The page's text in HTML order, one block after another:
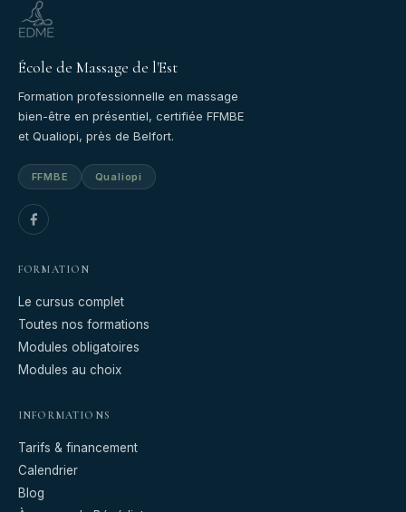
École de Massage de l'Est
Formation professionnelle en massage
bien-être en présentiel, certifiée FFMBE
et Qualiopi, près de Belfort.
FFMBE Qualiopi
FORMATION
Le cursus complet
Toutes nos formations
Modules obligatoires
Modules au choix
INFORMATIONS
Tarifs & financement
Calendrier
Blog